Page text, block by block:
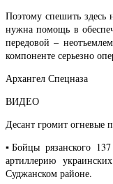
Поэтому спешить здесь
нужна помощь в
передовой –
компоненте серьезно
Архангел Спецназа
ВИДЕО
Десант громит огневые
▪️Бойцы рязанского
артиллерию
Суджанском районе.